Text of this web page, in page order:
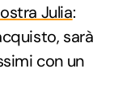
Julia:
sarà
con un